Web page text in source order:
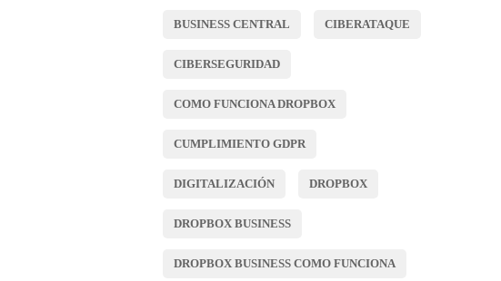
BUSINESS CENTRAL CIBERATAQUE
CIBERSEGURIDAD
COMO FUNCIONA DROPBOX
CUMPLIMIENTO GDPR
DIGITALIZACIÓN DROPBOX
DROPBOX BUSINESS
DROPBOX BUSINESS COMO FUNCIONA